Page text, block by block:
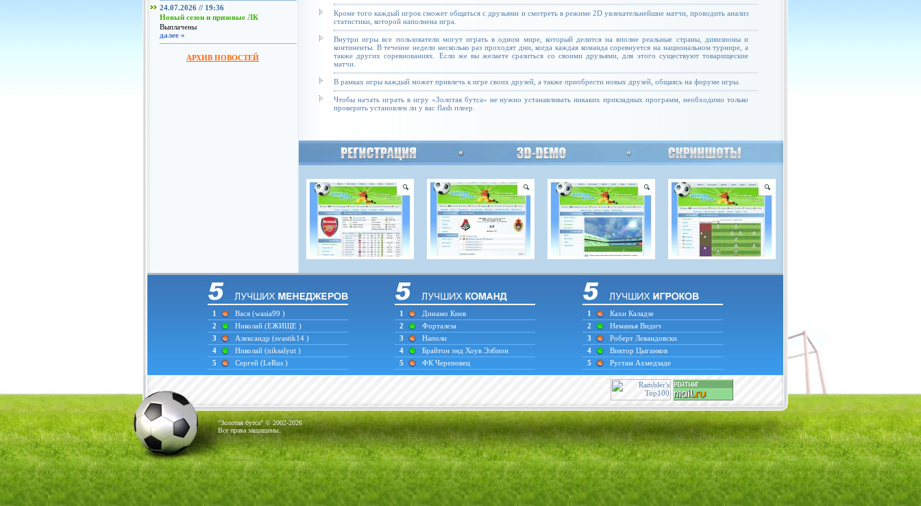
24.07.2026 // 19:36
Новый сезон и призовые ЛК
Выплачены
далее »
АРХИВ НОВОСТЕЙ
Кроме того каждый игрок сможет общаться с друзьями и смотреть в режиме 2D увлекательнейшие матчи, проводить анализ
статистики, которой наполнена игра.
Внутри игры все пользователи могут играть в одном мире, который делится на вполне реальные страны, дивизионы и
континенты. В течение недели несколько раз проходят дни, когда каждая команда соревнуется на национальном турнире, а
также других соревнованиях. Если же вы желаете сразиться со своими друзьями, для этого существуют товарищеские
матчи.
В рамках игры каждый может привлечь к игре своих друзей, а также приобрести новых друзей, общаясь на форуме игры.
Чтобы начать играть в игру «Золотая бутса» не нужно устанавливать никаких прикладных программ, необходимо только
проверить установлен ли у вас flash плеер.
1 Вася (wasia99 )
2
Николай (ЕЖИЩЕ )
3
Александр (svastik14 )
4
Николай (niksalyut )
5
Сергей (LeRus )
1
Динамо Киев
2
Форталеза
3
Наполи
4
Брайтон энд Хоув Элбион
5
ФК Череповец
1
Кахи Каладзе
2
Неманья Видич
3
Роберт Левандовски
4
Виктор Цыганков
5
Рустам Ахмедзаде
"Золотая бутса" © 2002-2026
Все права защищены.